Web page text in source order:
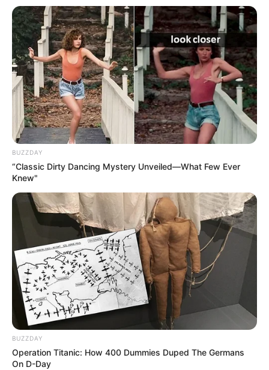
BUZZDAY
“Classic Dirty Dancing Mystery Unveiled—What Few Ever
Knew"
BUZZDAY
Operation Titanic: How 400 Dummies Duped The Germans
On D-Day